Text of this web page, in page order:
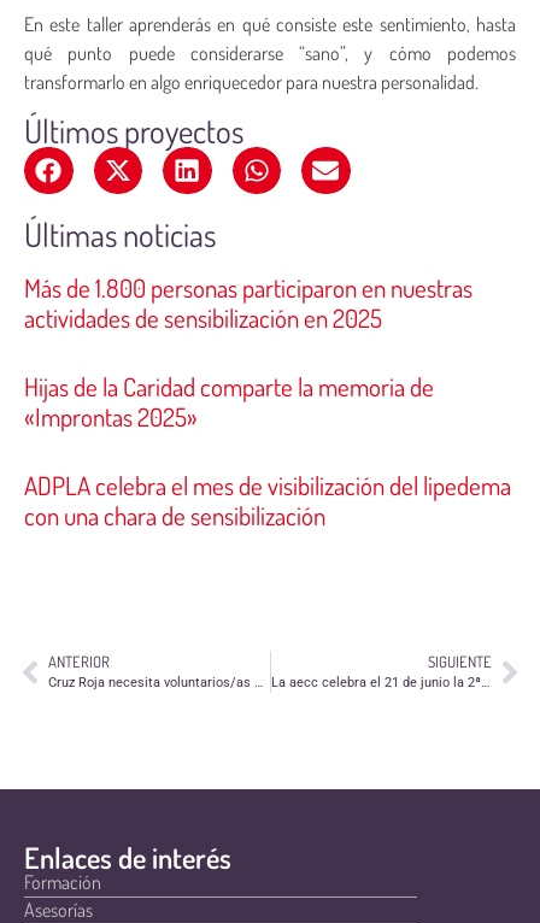
En este taller aprenderás en qué consiste este sentimiento, hasta
qué punto puede considerarse “sano”, y cómo podemos
transformarlo en algo enriquecedor para nuestra personalidad.
Últimos proyectos
Últimas noticias
Más de 1.800 personas participaron en nuestras
actividades de sensibilización en 2025
Hijas de la Caridad comparte la memoria de
«Improntas 2025»
ADPLA celebra el mes de visibilización del lipedema
con una chara de sensibilización
ANTERIOR
Cruz Roja necesita voluntarios/as en varias localidades aragonesas
SIGUIENTE
La aecc celebra el 21 de junio la 2ª Marcha contra el Cáncer
Enlaces de interés
Formación
Asesorías